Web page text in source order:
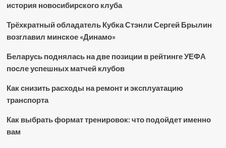
история новосибирского клуба
Трёхкратный обладатель Кубка Стэнли Сергей Брылин
возглавил минское «Динамо»
Беларусь поднялась на две позиции в рейтинге УЕФА
после успешных матчей клубов
Как снизить расходы на ремонт и эксплуатацию
транспорта
Как выбрать формат тренировок: что подойдет именно
вам